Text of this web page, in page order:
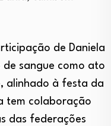
de Daniela
sangue como ato
alinhado à festa da
tem colaboração
das federações